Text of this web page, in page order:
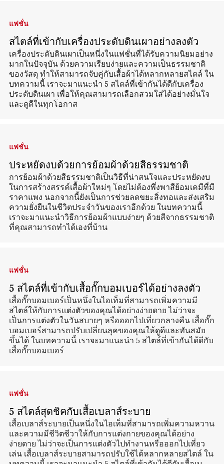
แฟชั่น
สไตล์ที่เข้ากับเครื่องประดับดินเผาอย่างลงตัว
เครื่องประดับดินเผาเป็นหนึ่งในแฟชั่นที่ได้รับความนิยมอย่าง
มากในปัจจุบัน ด้วยความเรียบง่ายและความเป็นธรรมชาติ
ของวัสดุ ทำให้สามารถจับคู่กับเสื้อผ้าได้หลากหลายสไตล์ ใน
บทความนี้ เราจะมาแนะนำ 5 สไตล์ที่เข้ากันได้ดีกับเครื่อง
ประดับดินเผา เพื่อให้คุณสามารถเลือกสวมใส่ได้อย่างมั่นใจ
และดูดีในทุกโอกาส
แฟชั่น
ประหยัดงบด้วยการย้อมผ้าด้วยสีธรรมชาติ
การย้อมผ้าด้วยสีธรรมชาติเป็นวิธีที่น่าสนใจและประหยัดงบ
ในการสร้างสรรค์เสื้อผ้าใหม่ๆ โดยไม่ต้องพึ่งพาสีย้อมเคมีที่มี
ราคาแพง นอกจากนี้ยังเป็นการช่วยลดขยะสิ่งทอและส่งเสริม
ความยั่งยืนในชีวิตประจำวันของเราอีกด้วย ในบทความนี้
เราจะมาแนะนำวิธีการย้อมผ้าแบบง่ายๆ ด้วยสีจากธรรมชาติ
ที่คุณสามารถทำได้เองที่บ้าน
แฟชั่น
5 สไตล์ที่เข้ากับเสื้อกั๊กบอมเบอร์ได้อย่างลงตัว
เสื้อกั๊กบอมเบอร์เป็นหนึ่งในไอเท็มที่สามารถเพิ่มความมี
สไตล์ให้กับการแต่งตัวของคุณได้อย่างง่ายดาย ไม่ว่าจะ
เป็นการแต่งตัวในวันสบายๆ หรือออกไปเที่ยวกลางคืน เสื้อกั๊ก
บอมเบอร์สามารถปรับเปลี่ยนลุคของคุณให้ดูดีและทันสมัย
ขึ้นได้ ในบทความนี้ เราจะมาแนะนำ 5 สไตล์ที่เข้ากันได้ดีกับ
เสื้อกั๊กบอมเบอร์
แฟชั่น
5 สไตล์สุดชิคกับเสื้อเบลาส์ระบาย
เสื้อเบลาส์ระบายเป็นหนึ่งในไอเท็มที่สามารถเพิ่มความหวาน
และความมีชีวิตชีวาให้กับการแต่งกายของคุณได้อย่าง
ง่ายดาย ไม่ว่าจะเป็นการแต่งตัวไปทำงานหรือออกไปเที่ยว
เล่น เสื้อเบลาส์ระบายสามารถปรับใช้ได้หลากหลายสไตล์ ใน